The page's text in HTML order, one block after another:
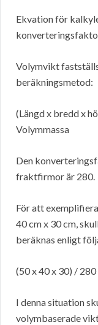
Ekvation för
Volymvikt
beräkningsmetod:
(Längd x bredd x
Volymmassa
Den
fraktfirmor är 280.
För att
40 cm x 30 cm,
beräknas enligt
(50 x 40 x 30) /
I denna situation
volymbaserade